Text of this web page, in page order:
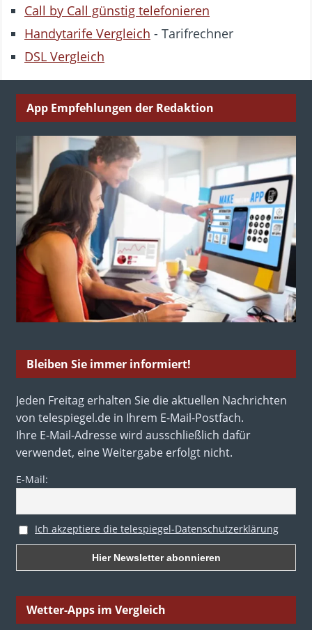
Call by Call günstig telefonieren
Handytarife Vergleich - Tarifrechner
DSL Vergleich
App Empfehlungen der Redaktion
Bleiben Sie immer informiert!
Jeden Freitag erhalten Sie die aktuellen Nachrichten
von telespiegel.de in Ihrem E-Mail-Postfach.
Ihre E-Mail-Adresse wird ausschließlich dafür
verwendet, eine Weitergabe erfolgt nicht.
E-Mail:
Ich akzeptiere die telespiegel-Datenschutzerklärung
Wetter-Apps im Vergleich